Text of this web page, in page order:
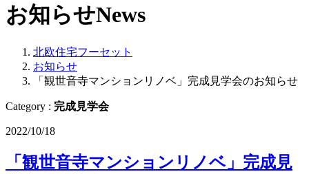
お知らせNews
北欧住宅フーセット
お知らせ
「観世音寺マンションリノベ」完成見学会のお知らせ
Category : 完成見学会
2022/10/18
「観世音寺マンションリノベ」完成見